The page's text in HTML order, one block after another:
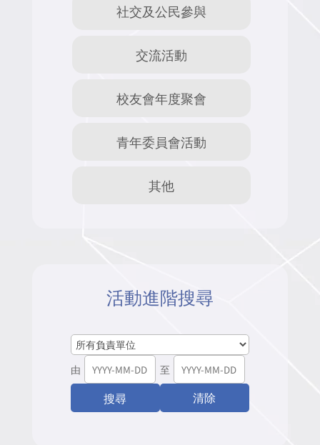
社交及公民參與
交流活動
校友會年度聚會
青年委員會活動
其他
活動進階搜尋
由 至
搜尋 清除